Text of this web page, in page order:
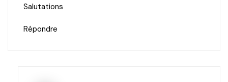
Salutations
Répondre